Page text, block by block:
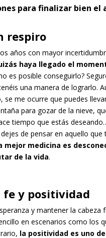
para finalizar bien el
respiro
años con mayor
haya llegado el
es posible conseguirlo?
una manera de lograrlo.
se me ocurre que puedes
para gozar de la nieve,
tiempo que estás
de pensar en aquello que
mejor medicina es
de la vida.
fe y positividad
y mantener la cabeza
en escenarios como los
la positividad es uno